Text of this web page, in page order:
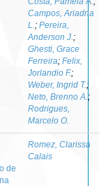
Campos, Ariadna
L. ; Pereira,
Anderson J. ;
Ghesti, Grace
Ferreira; Felix,
Jorlandio F.;
Weber, Ingrid T.;
Neto, Brenno A. ;
Rodrigues,
Marcelo O.
de
Romez, Clarissa
Calais